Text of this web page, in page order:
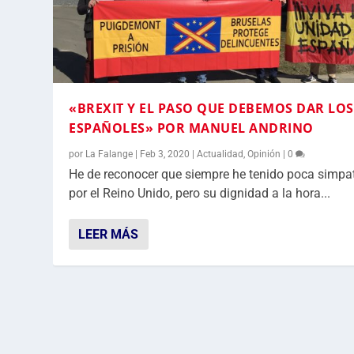
«BREXIT Y EL PASO QUE DEBEMOS DAR LOS
ESPAÑOLES» POR MANUEL ANDRINO
por La Falange Feb 3, 2020 |Actualidad,Opinión |0
He de reconocer que siempre he tenido poca
por el Reino Unido, pero su dignidad a la hora...
LEER MÁS